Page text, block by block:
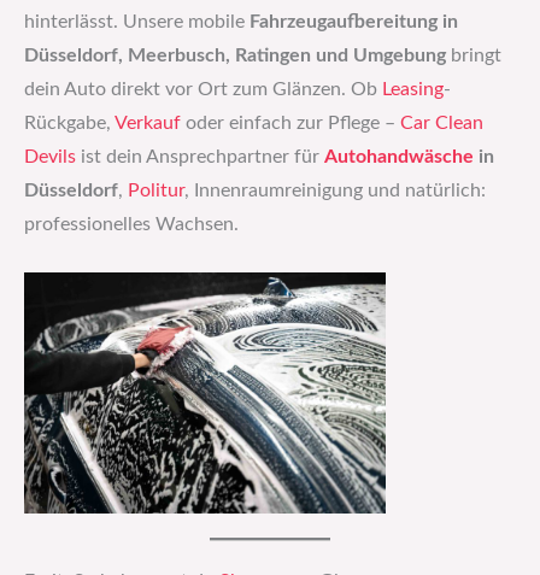
hinterlässt. Unsere mobile Fahrzeugaufbereitung in
Düsseldorf, Meerbusch, Ratingen und Umgebung bringt
dein Auto direkt vor Ort zum Glänzen. Ob Leasing-
Rückgabe, Verkauf oder einfach zur Pflege – Car Clean
Devils ist dein Ansprechpartner für Autohandwäsche in
Düsseldorf, Politur, Innenraumreinigung und natürlich:
professionelles Wachsen.